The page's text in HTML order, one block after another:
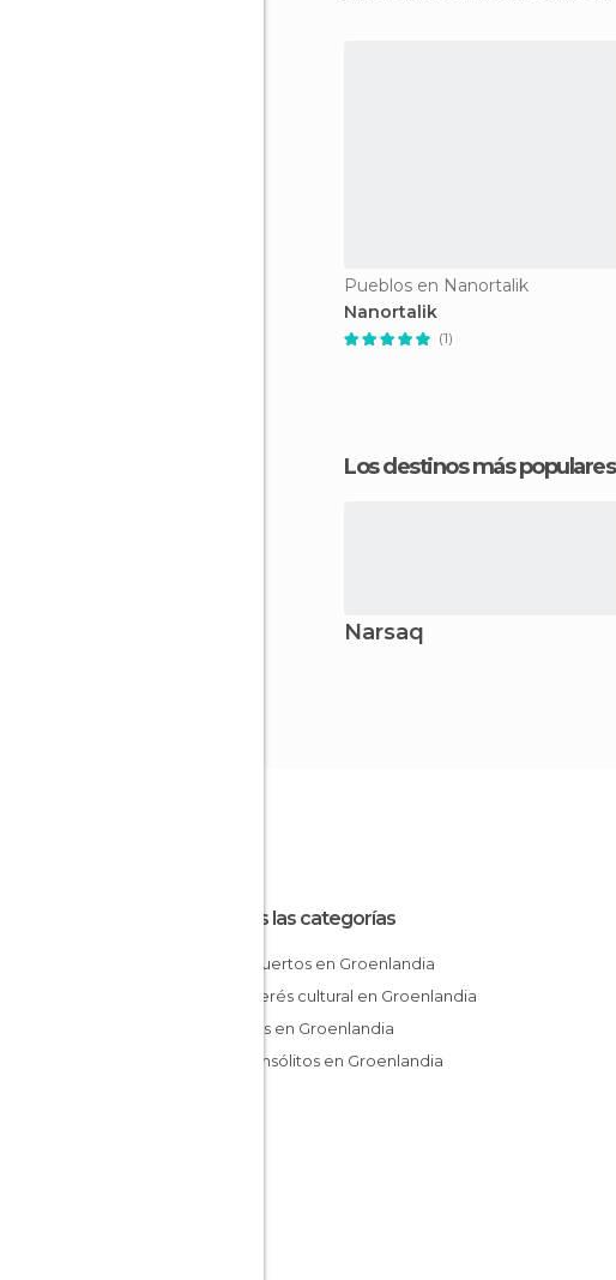
Pueblos en Nanortalik
Nanortalik
(1)
Los destinos más populares
Narsaq
Todas las categorías
Aeropuertos en Groenlandia
De interés cultural en Groenlandia
Fiordos en Groenlandia
Sitios insólitos en Groenlandia